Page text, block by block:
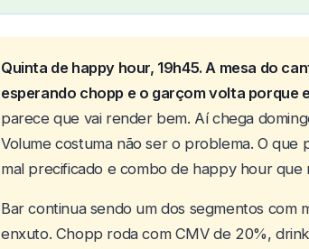
Quinta de happy hour, 19h45. A mesa do
esperando chopp e o garçom volta porque
parece que vai render bem. Aí chega
Volume costuma não ser o problema. O
mal precificado e combo de happy hour que
Bar continua sendo um dos segmentos com
enxuto. Chopp roda com CMV de 20%,